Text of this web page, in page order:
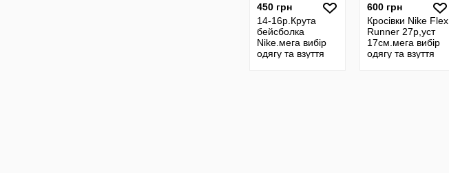
450 грн
14-16р.Крута
бейсболка
Nike.мега вибір
одягу та взуття
600 грн
Кросівки Nike Flex
Runner 27р,уст
17см.мега вибір
одягу та взуття